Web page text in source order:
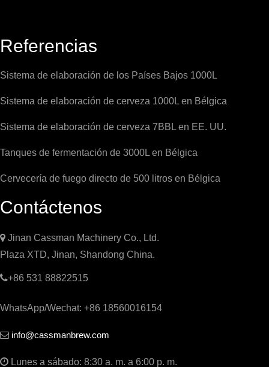
Referencias
Sistema de elaboración de los Países Bajos 1000L
Sistema de elaboración de cerveza 1000L en Bélgica
Sistema de elaboración de cerveza 7BBL en EE. UU.
Tanques de fermentación de 3000L en Bélgica
Cervecería de fuego directo de 500 litros en Bélgica
Contáctenos
 Jinan Cassman Machinery Co., Ltd.
Plaza XTD, Jinan, Shandong China.
+86 531 88822515
WhatsApp/Wechat: +86 18560016154
 info@cassmanbrew.com
 Lunes a sábado: 8:30 a. m. a 6:00 p. m.